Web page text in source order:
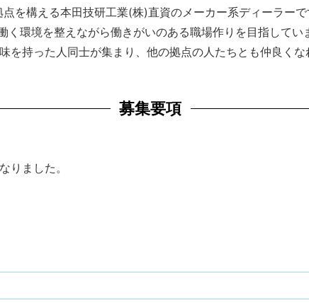
を構える本田技研工業(株)直資のメーカー系ディーラー
く環境を整えながら働きがいのある職場作りを目指してい
を持った人同士が集まり、他の拠点の人たちとも仲良く
募集要項
りました。